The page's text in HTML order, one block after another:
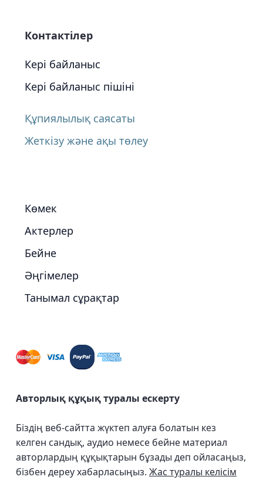
Контактілер
Кері байланыс
Кері байланыс пішіні
Құпиялылық саясаты
Жеткізу және ақы төлеу
Көмек
Актерлер
Бейне
Әңгімелер
Танымал сұрақтар
Авторлық құқық туралы ескерту
Біздің веб-сайтта жүктеп алуға болатын кез
келген сандық, аудио немесе бейне материал
авторлардың құқықтарын бұзады деп ойласаңыз,
бізбен дереу хабарласыңыз. Жас туралы келісім